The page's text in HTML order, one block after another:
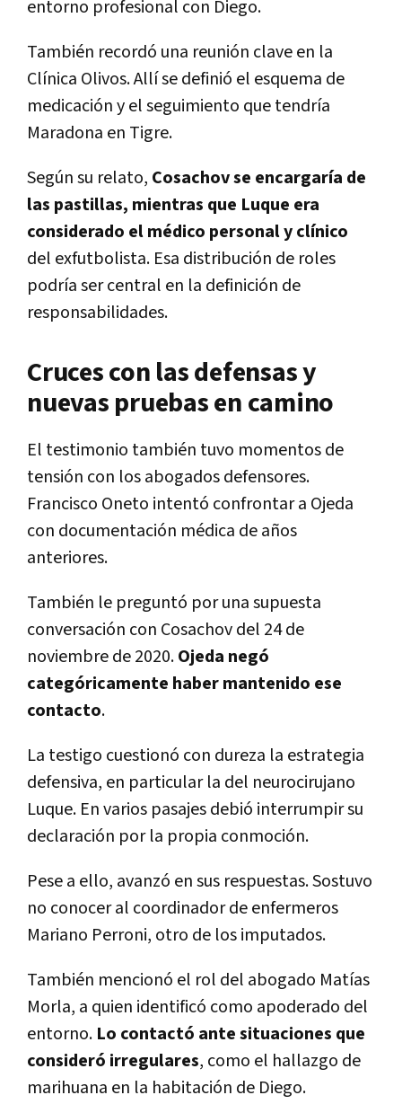
entorno profesional con Diego.
También recordó una reunión clave en la
Clínica Olivos. Allí se definió el esquema de
medicación y el seguimiento que tendría
Maradona en Tigre.
Según su relato, Cosachov se encargaría de
las pastillas, mientras que Luque era
considerado el médico personal y clínico
del exfutbolista. Esa distribución de roles
podría ser central en la definición de
responsabilidades.
Cruces con las defensas y
nuevas pruebas en camino
El testimonio también tuvo momentos de
tensión con los abogados defensores.
Francisco Oneto intentó confrontar a Ojeda
con documentación médica de años
anteriores.
También le preguntó por una supuesta
conversación con Cosachov del 24 de
noviembre de 2020.Ojeda negó
categóricamente haber mantenido ese
contacto.
La testigo cuestionó con dureza la estrategia
defensiva, en particular la del neurocirujano
Luque. En varios pasajes debió interrumpir su
declaración por la propia conmoción.
Pese a ello, avanzó en sus respuestas. Sostuvo
no conocer al coordinador de enfermeros
Mariano Perroni, otro de los imputados.
También mencionó el rol del abogado Matías
Morla, a quien identificó como apoderado del
entorno. Lo contactó ante situaciones que
consideró irregulares, como el hallazgo de
marihuana en la habitación de Diego.